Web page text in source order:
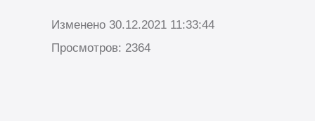
Изменено 30.12.2021 11:33:44
Просмотров: 2364